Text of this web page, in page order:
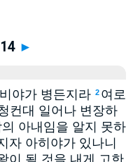
►
야가 병든지라 2 여로
컨대 일어나 변장하
아내임을 알지 못하
자 아히야가 있나니
이 될 것을 내게 고한